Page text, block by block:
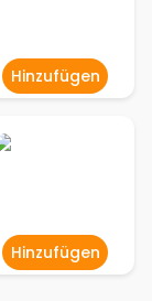
Hinzufügen
Hinzufügen